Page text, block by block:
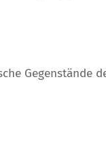
Gegenstände